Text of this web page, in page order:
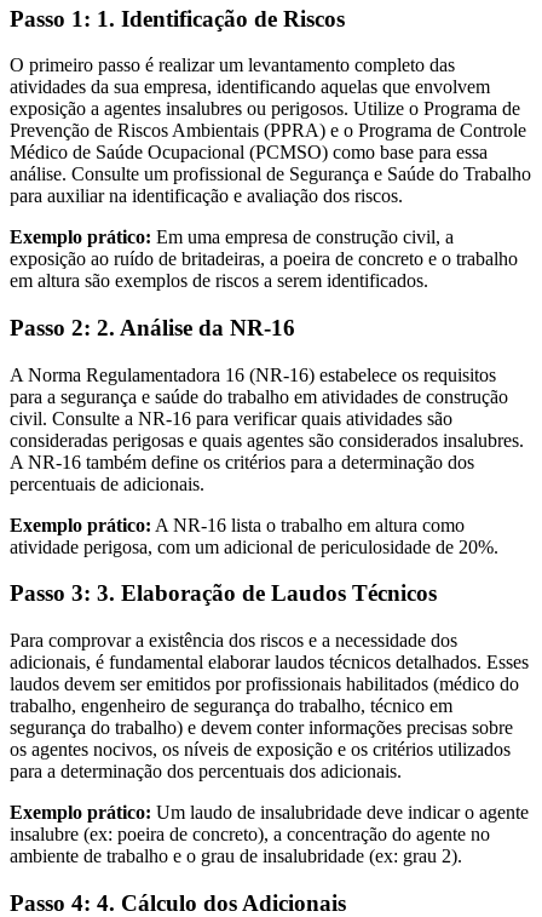
Passo 1: 1. Identificação de Riscos
O primeiro passo é realizar um levantamento completo das
atividades da sua empresa, identificando aquelas que envolvem
exposição a agentes insalubres ou perigosos. Utilize o Programa de
Prevenção de Riscos Ambientais (PPRA) e o Programa de Controle
Médico de Saúde Ocupacional (PCMSO) como base para essa
análise. Consulte um profissional de Segurança e Saúde do Trabalho
para auxiliar na identificação e avaliação dos riscos.
Exemplo prático: Em uma empresa de construção civil, a
exposição ao ruído de britadeiras, a poeira de concreto e o trabalho
em altura são exemplos de riscos a serem identificados.
Passo 2: 2. Análise da NR-16
A Norma Regulamentadora 16 (NR-16) estabelece os requisitos
para a segurança e saúde do trabalho em atividades de construção
civil. Consulte a NR-16 para verificar quais atividades são
consideradas perigosas e quais agentes são considerados insalubres.
A NR-16 também define os critérios para a determinação dos
percentuais de adicionais.
Exemplo prático: A NR-16 lista o trabalho em altura como
atividade perigosa, com um adicional de periculosidade de 20%.
Passo 3: 3. Elaboração de Laudos Técnicos
Para comprovar a existência dos riscos e a necessidade dos
adicionais, é fundamental elaborar laudos técnicos detalhados. Esses
laudos devem ser emitidos por profissionais habilitados (médico do
trabalho, engenheiro de segurança do trabalho, técnico em
segurança do trabalho) e devem conter informações precisas sobre
os agentes nocivos, os níveis de exposição e os critérios utilizados
para a determinação dos percentuais dos adicionais.
Exemplo prático: Um laudo de insalubridade deve indicar o agente
insalubre (ex: poeira de concreto), a concentração do agente no
ambiente de trabalho e o grau de insalubridade (ex: grau 2).
Passo 4: 4. Cálculo dos Adicionais